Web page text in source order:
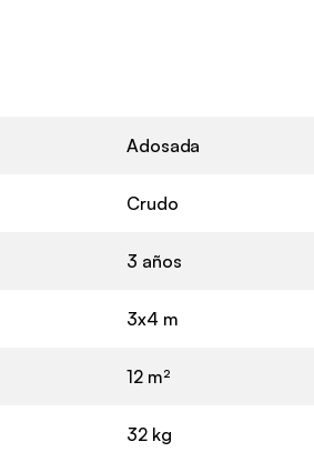
Adosada
Crudo
3 años
3x4 m
12 m²
32 kg